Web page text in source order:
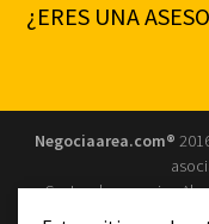
¿ERES UNA
Negociaarea.com®
Centro de negocios
Europea con cargo al